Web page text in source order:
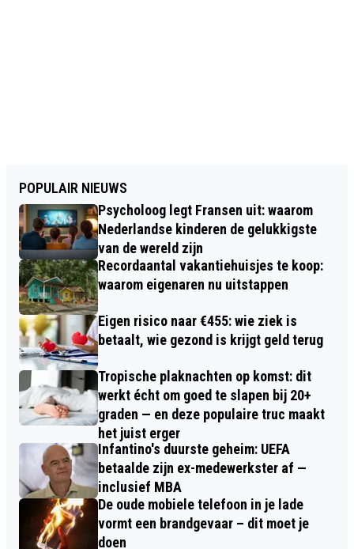
POPULAIR NIEUWS
Psycholoog legt Fransen uit: waarom
Nederlandse kinderen de gelukkigste
van de wereld zijn
Recordaantal vakantiehuisjes te koop:
waarom eigenaren nu uitstappen
Eigen risico naar €455: wie ziek is
betaalt, wie gezond is krijgt geld terug
Tropische plaknachten op komst: dit
werkt écht om goed te slapen bij 20+
graden — en deze populaire truc maakt
het juist erger
Infantino's duurste geheim: UEFA
betaalde zijn ex-medewerkster af —
inclusief MBA
De oude mobiele telefoon in je lade
vormt een brandgevaar – dit moet je
doen